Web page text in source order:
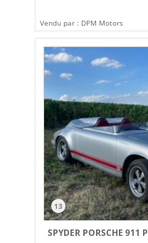
Vendu par : DPM Motors
13
SPYDER PORSCHE 911